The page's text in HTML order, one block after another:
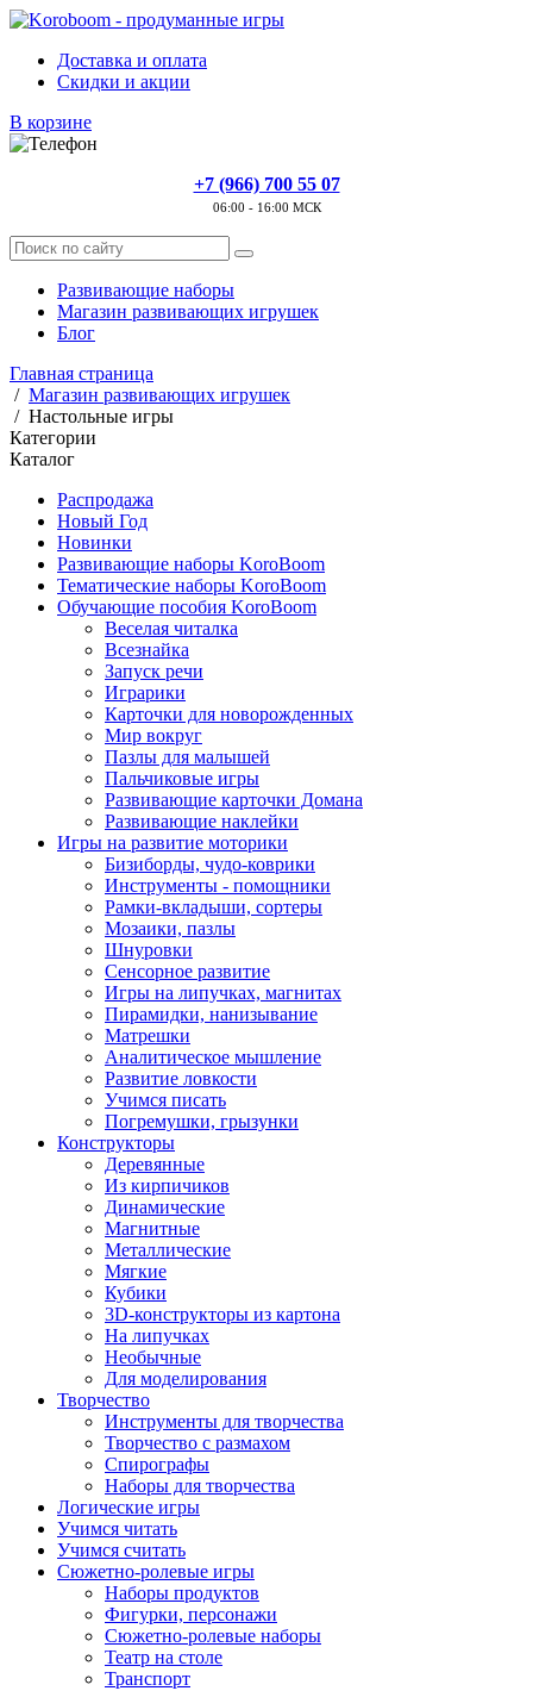
Доставка и оплата
Скидки и акции
В корзине
+7 (966) 700 55 07
06:00 - 16:00 МСК
Развивающие наборы
Магазин развивающих игрушек
Блог
Главная страница
/ Магазин развивающих игрушек
/ Настольные игры
Категории
Каталог
Распродажа
Новый Год
Новинки
Развивающие наборы KoroBoom
Тематические наборы KoroBoom
Обучающие пособия KoroBoom
Веселая читалка
Всезнайка
Запуск речи
Играрики
Карточки для новорожденных
Мир вокруг
Пазлы для малышей
Пальчиковые игры
Развивающие карточки Домана
Развивающие наклейки
Игры на развитие моторики
Бизиборды, чудо-коврики
Инструменты - помощники
Рамки-вкладыши, сортеры
Мозаики, пазлы
Шнуровки
Сенсорное развитие
Игры на липучках, магнитах
Пирамидки, нанизывание
Матрешки
Аналитическое мышление
Развитие ловкости
Учимся писать
Погремушки, грызунки
Конструкторы
Деревянные
Из кирпичиков
Динамические
Магнитные
Металлические
Мягкие
Кубики
3D-конструкторы из картона
На липучках
Необычные
Для моделирования
Творчество
Инструменты для творчества
Творчество с размахом
Спирографы
Наборы для творчества
Логические игры
Учимся читать
Учимся считать
Сюжетно-ролевые игры
Наборы продуктов
Фигурки, персонажи
Сюжетно-ролевые наборы
Театр на столе
Транспорт